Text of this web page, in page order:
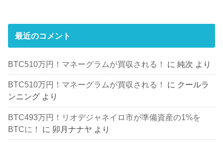
最近のコメント
BTC510万円！マネーグラムが買収される！ に純次 より
BTC510万円！マネーグラムが買収される！ に クールラ
ンニング より
BTC493万円！リオデジャネイロ市が準備資産の1%を
BTCに！
に 卯月ナナヤ より